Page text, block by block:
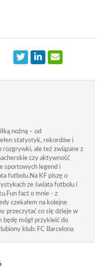
nożną – od
statystyk, rekordów i
rozgrywki, ale też związane z
czy aktywność
sportowych legend i
futbolu.Na KF piszę o
ze świata futbolu i
fact o mnie - z
czekałem na kolejne
przeczytać co się dzieje w
będę mógł przykleić do
klub: FC Barcelona